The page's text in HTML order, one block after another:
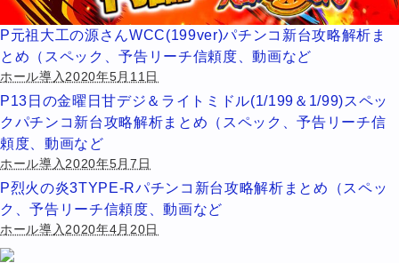
P元祖大工の源さんWCC(199ver)パチンコ新台攻略解析ま
とめ（スペック、予告リーチ信頼度、動画など
ホール導入2020年5月11日
P13日の金曜日甘デジ＆ライトミドル(1/199＆1/99)スペッ
クパチンコ新台攻略解析まとめ（スペック、予告リーチ信
頼度、動画など
ホール導入2020年5月7日
P烈火の炎3TYPE-Rパチンコ新台攻略解析まとめ（スペッ
ク、予告リーチ信頼度、動画など
ホール導入2020年4月20日